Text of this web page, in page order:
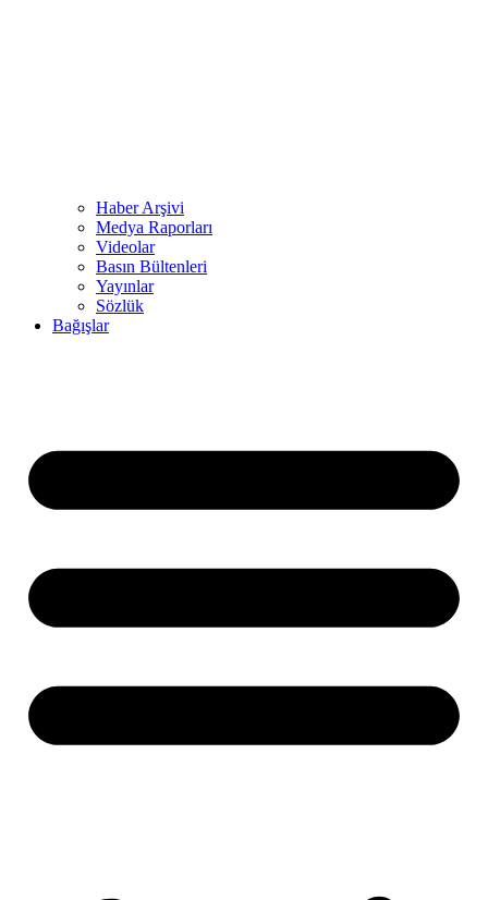
Haber Arşivi
Medya Raporları
Videolar
Basın Bültenleri
Yayınlar
Sözlük
Bağışlar